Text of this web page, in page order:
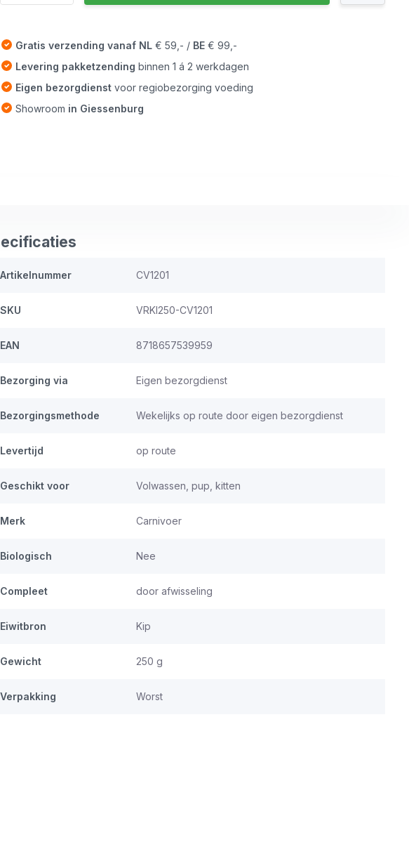
Gratis verzending vanaf NL € 59,- / BE € 99,-
Levering pakketzendingbinnen 1 á 2 werkdagen
Eigen bezorgdienstvoor regiobezorging voeding
Showroom in Giessenburg
Artikelnummer CV1201
SKU VRKI250-CV1201
EAN 8718657539959
Bezorging via Eigen bezorgdienst
Bezorgingsmethode Wekelijks op route door eigen bezorgdienst
Levertijd op route
Geschikt voor Volwassen, pup, kitten
Merk Carnivoer
Biologisch Nee
Compleet door afwisseling
Eiwitbron Kip
Gewicht 250 g
Verpakking Worst